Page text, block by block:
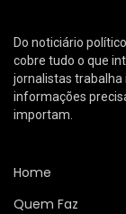
Do noticiário
cobre tudo o que
jornalistas trabalha
informações
importam.
Home
Quem Faz